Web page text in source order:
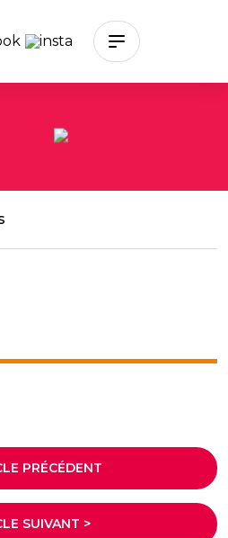
PRÉCÉDENT
SUIVANT >